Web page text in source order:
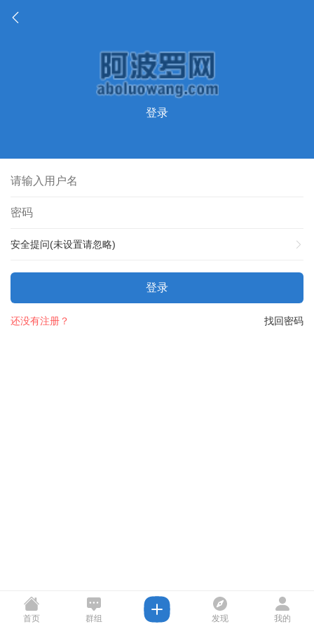
登录
安全提问(未设置请忽略)
登录
找回密码
还没有注册？
首页 群组 发现 我的